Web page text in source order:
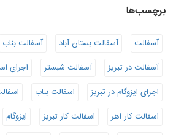
برچسب‌ها
آسفالت آسفالت بستان آباد آسفالت بناب
آسفالت در تبریز
آسفالت شبستر
اجرای
اجرای ایزوگام در تبریز
اسفالت بناب
اسفالت کار اهر
اسفالت کار تبریز ایزوگام